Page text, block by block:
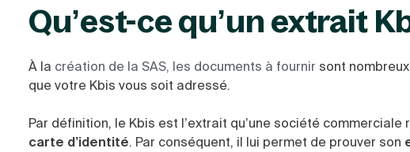
Qu’est-ce qu’un extrait
À la création de la SAS, les documents à fournir sont
que votre Kbis vous soit adressé.
Par définition, le Kbis est l’extrait qu’une société
carte d’identité. Par conséquent, il lui permet de prouver son